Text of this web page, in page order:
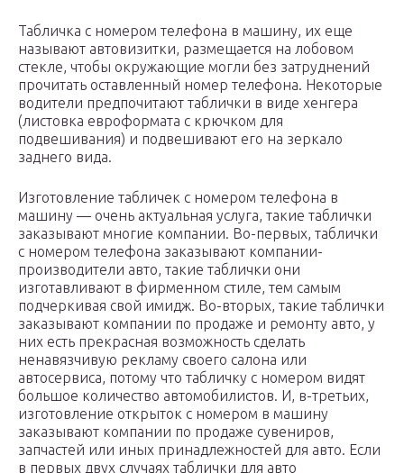
Табличка с номером телефона в машину, их еще
называют автовизитки, размещается на лобовом
стекле, чтобы окружающие могли без затруднений
прочитать оставленный номер телефона. Некоторые
водители предпочитают таблички в виде хенгера
(листовка евроформата с крючком для
подвешивания) и подвешивают его на зеркало
заднего вида.
Изготовление табличек с номером телефона в
машину — очень актуальная услуга, такие таблички
заказывают многие компании. Во-первых, таблички
с номером телефона заказывают компании-
производители авто, такие таблички они
изготавливают в фирменном стиле, тем самым
подчеркивая свой имидж. Во-вторых, такие таблички
заказывают компании по продаже и ремонту авто, у
них есть прекрасная возможность сделать
ненавязчивую рекламу своего салона или
автосервиса, потому что табличку с номером видят
большое количество автомобилистов. И, в-третьих,
изготовление открыток с номером в машину
заказывают компании по продаже сувениров,
запчастей или иных принадлежностей для авто. Если
в первых двух случаях таблички для авто